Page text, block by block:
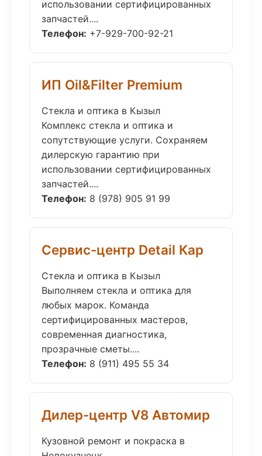
использовании сертифицированных
запчастей....
Телефон: +7-929-700-92-21
ИП Oil&Filter Premium
Стекла и оптика в Кызыл
Комплекс стекла и оптика и
сопутствующие услуги. Сохраняем
дилерскую гарантию при
использовании сертифицированных
запчастей....
Телефон: 8 (978) 905 91 99
Сервис-центр Detail Кар
Стекла и оптика в Кызыл
Выполняем стекла и оптика для
любых марок. Команда
сертифицированных мастеров,
современная диагностика,
прозрачные сметы....
Телефон: 8 (911) 495 55 34
Дилер-центр V8 Автомир
Кузовной ремонт и покраска в